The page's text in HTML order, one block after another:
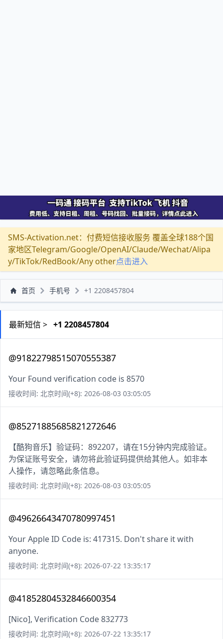
SMS-Activation.net：付费短信接收服务 覆盖全球188个国
家地区Telegram/Google/OpenAI/Claude/Wechat/Alipa
y/TikTok/RedBook/Any other点击进入
首页 手机号 +1 2208457804
最新短信 > +1 2208457804
@91822798515070555387
Your Found verification code is 8570
接收时间: 北京时间(+8): 2026-08-03 03:05:05
@85271885685821272646
【酷狗音乐】验证码：892207，请在15分钟内完成验证。
为保证账号安全，请勿将此验证码提供给其他人。如非本
人操作，请忽略此条信息。
接收时间: 北京时间(+8): 2026-08-03 03:05:05
@49626643470780997451
Your Apple ID Code is: 417315. Don't share it with
anyone.
接收时间: 北京时间(+8): 2026-07-22 13:35:17
@41852804532846600354
[Nico], Verification Code 832773
接收时间: 北京时间(+8): 2026-07-22 13:35:17